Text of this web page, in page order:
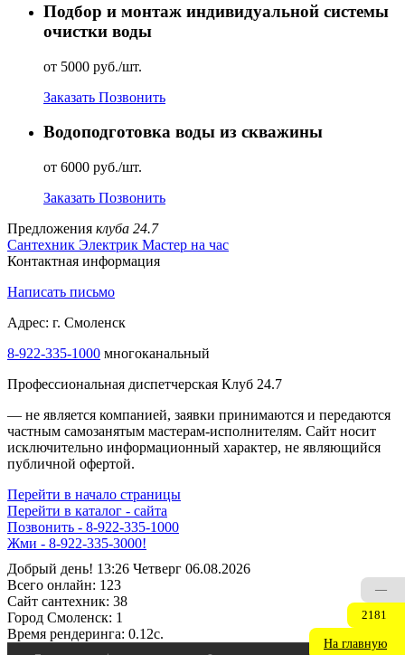
Подбор и монтаж индивидуальной системы
очистки воды
от 5000 руб./шт.
Заказать Позвонить
Водоподготовка воды из скважины
от 6000 руб./шт.
Заказать Позвонить
Предложения клуба 24.7
Сантехник Электрик Мастер на час
Контактная информация
Написать письмо
Адрес: г. Смоленск
8-922-335-1000 многоканальный
Профессиональная диспетчерская Клуб 24.7
— не является компанией, заявки принимаются и передаются
частным самозанятым мастерам‑исполнителям. Сайт носит
исключительно информационный характер, не являющийся
публичной офертой.
Перейти в начало страницы
Перейти в каталог - сайта
Позвонить - 8-922-335-1000
Жми - 8-922-335-3000!
Добрый день! 13:26 Четверг 06.08.2026
Всего онлайн: 123
Сайт cантехник: 38
Город Смоленск: 1
Время рендеринга: 0.12c.
—
2181
На главную